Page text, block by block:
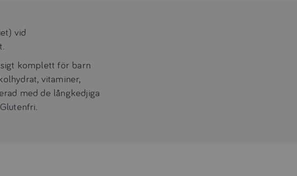
vid
komplett för barn
vitaminer,
med de långkedjiga